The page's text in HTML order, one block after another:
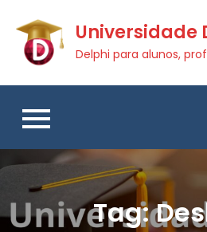
content
Universidade
Delphi para alunos,
Tag: